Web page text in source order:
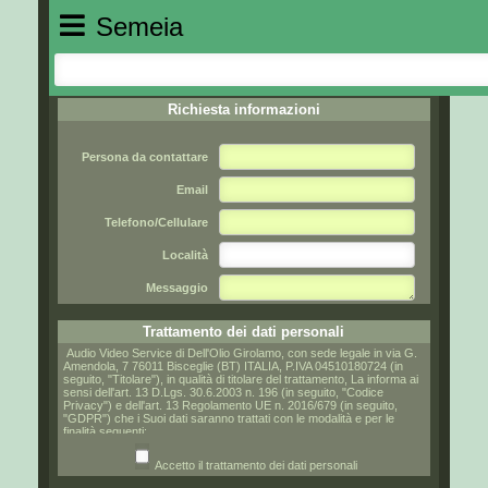
Semeia
Richiesta informazioni
Persona da contattare
Email
Telefono/Cellulare
Località
Messaggio
Trattamento dei dati personali
Audio Video Service di Dell'Olio Girolamo, con sede legale in via G.
Amendola, 7 76011 Bisceglie (BT) ITALIA, P.IVA 04510180724 (in
seguito, "Titolare"), in qualità di titolare del trattamento, La informa ai
sensi dell'art. 13 D.Lgs. 30.6.2003 n. 196 (in seguito, "Codice
Privacy") e dell'art. 13 Regolamento UE n. 2016/679 (in seguito,
"GDPR") che i Suoi dati saranno trattati con le modalità e per le
finalità seguenti:
Accetto il trattamento dei dati personali